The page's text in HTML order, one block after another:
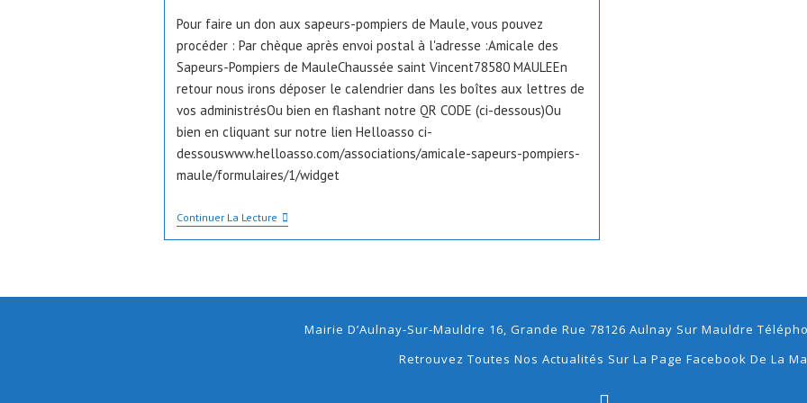
la
Pour faire un don aux sapeurs-pompiers de Maule, vous pouvez
procéder : Par chèque après envoi postal à l'adresse :Amicale des
Sapeurs-Pompiers de MauleChaussée saint Vincent78580 MAULEEn
retour nous irons déposer le calendrier dans les boîtes aux lettres de
vos administrésOu bien en flashant notre QR CODE (ci-dessous)Ou
bien en cliquant sur notre lien Helloasso ci-
dessouswww.helloasso.com/associations/amicale-sapeurs-pompiers-
maule/formulaires/1/widget
Continuer La LectureModalités
Permettant
Sapeurs-Mairie D’Aulnay-Sur-Mauldre 16, Grande Rue 78126 Aulnay Sur Mauldre
Retrouvez Toutes Nos Actualités Sur La Page Facebook De La